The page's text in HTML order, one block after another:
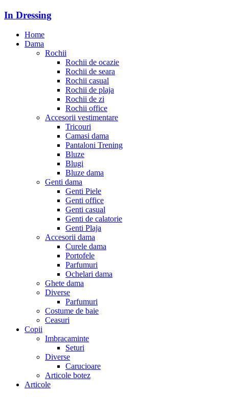
In Dressing
Home
Dama
Rochii
Rochii de ocazie
Rochii de seara
Rochii casual
Rochii de plaja
Rochii de zi
Rochii office
Accesorii vestimentare
Tricouri
Camasi dama
Pantaloni Trening
Bluze
Blugi
Bluze dama
Genti dama
Genti Piele
Genti office
Genti casual
Genti de calatorie
Genti Plaja
Accesorii dama
Curele dama
Portofele
Parfumuri
Ochelari dama
Ghete dama
Diverse
Parfumuri
Costume de baie
Ceasuri
Copii
Imbracaminte
Seturi
Diverse
Carucioare
Articole botez
Articole